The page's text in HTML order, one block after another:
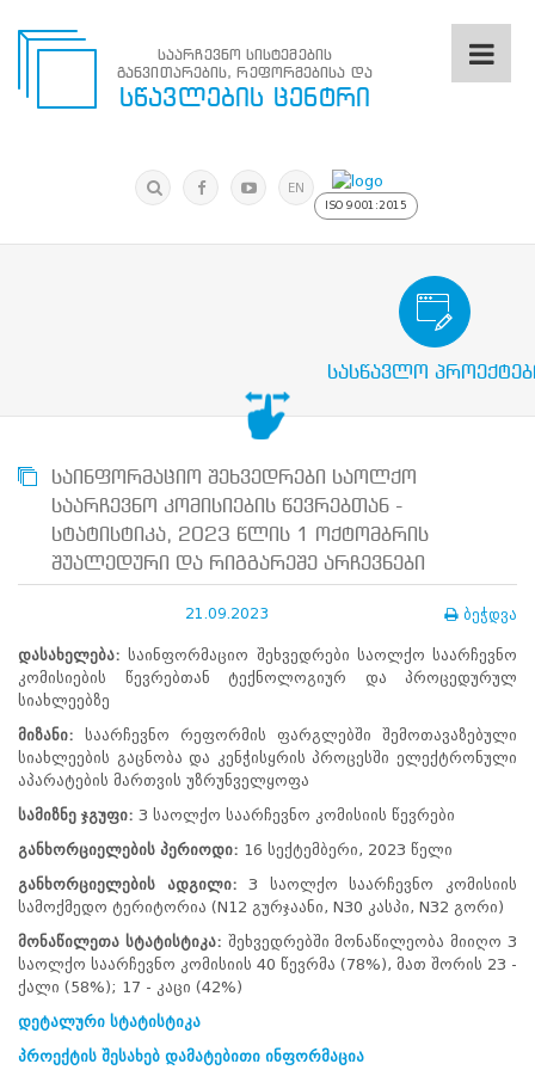
საარჩევნო
სისტემების
შესახებ
სტრუქტურული
ნორმატიული
სტრატეგიული
გეგმა
არჩევნების
სანდოობის
რისკების
მართვის
გეგმა
გენდერული
თანასწორობის
პოლიტიკა
ანგარიშები
მემორანდუმი
მიღწევები
ხარისხის
პოლიტიკა
სიახლეები
საჯარო
ინფორმაცია
სასწავლო
საარჩევნო სისტემების
განვითარების, რეფორმებისა და
სწავლების ცენტრი
ძიება
მოძებნა EN
ISO 9001:2015
სასწავლო
საარჩევნო/სამოქალაქო
საინფორმაციო შეხვედრები საოლქო
საარჩევნო კომისიების წევრებთან -
სტატისტიკა, 2023 წლის 1 ოქტომბრის
შუალედური და რიგგარეშე არჩევნები
21.09.2023 ბეჭდვა
დასახელება: საინფორმაციო შეხვედრები საოლქო საარჩევნო
კომისიების წევრებთან ტექნოლოგიურ და პროცედურულ
სიახლეებზე
მიზანი: საარჩევნო რეფორმის ფარგლებში შემოთავაზებული
სიახლეების გაცნობა და კენჭისყრის პროცესში ელექტრონული
აპარატების მართვის უზრუნველყოფა
სამიზნე ჯგუფი: 3 საოლქო საარჩევნო კომისიის წევრები
განხორციელების პერიოდი: 16 სექტემბერი, 2023 წელი
განხორციელების
ადგილი:3 საოლქო საარჩევნო კომისიის
სამოქმედო ტერიტორია (N12 გურჯაანი, N30 კასპი, N32 გორი)
მონაწილეთა სტატისტიკა: შეხვედრებში მონაწილეობა მიიღო 3
საოლქო საარჩევნო კომისიის 40 წევრმა (78%), მათ შორის 23 -
ქალი (58%); 17 - კაცი (42%)
დეტალური სტატისტიკა
პროექტის შესახებ დამატებითი ინფორმაცია